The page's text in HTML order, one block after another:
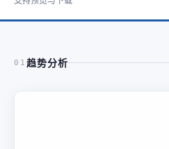
01 趋势分析